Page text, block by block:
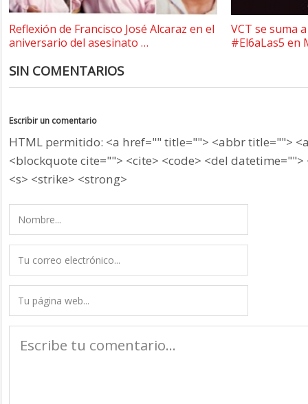
Reflexión de Francisco José Alcaraz en el
aniversario del asesinato …
VCT se suma
#El6aLas5 en
SIN COMENTARIOS
Escribir un comentario
HTML permitido: <a href="" title=""> <abbr title="">
<blockquote cite=""> <cite> <code> <del datetime="">
<s> <strike> <strong>